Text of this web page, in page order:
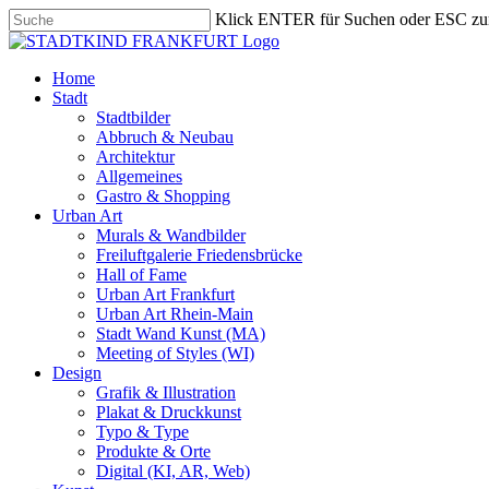
Skip
to
content
Klick ENTER für Suchen oder ESC
Close
search
Menu
Home
Stadt
Stadtbilder
Abbruch & Neubau
Architektur
Allgemeines
Gastro & Shopping
Urban Art
Murals & Wandbilder
Freiluftgalerie Friedensbrücke
Hall of Fame
Urban Art Frankfurt
Urban Art Rhein-Main
Stadt Wand Kunst (MA)
Meeting of Styles (WI)
Design
Grafik & Illustration
Plakat & Druckkunst
Typo & Type
Produkte & Orte
Digital (KI, AR, Web)